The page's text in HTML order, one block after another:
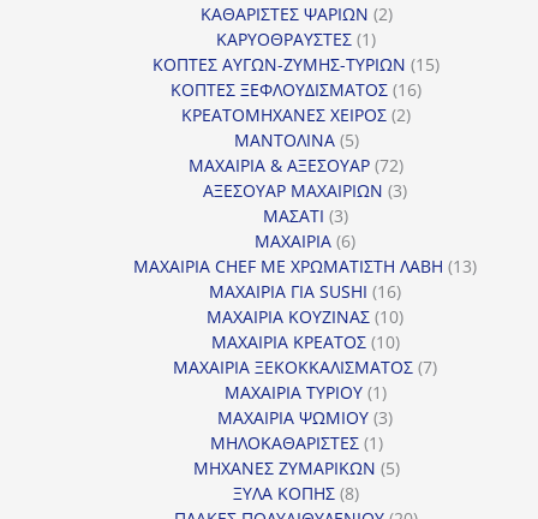
προϊόντα
ΚΑΘΑΡΙΣΤΕΣ ΨΑΡΙΩΝ 22
ΚΑΡΥΟΘΡΑΥΣΤΕΣ 11
προϊόν
ΚΟΠΤΕΣ ΑΥΓΩΝ-ΖΥΜΗΣ-ΤΥΡΙΩΝ 1515
ΚΟΠΤΕΣ ΞΕΦΛΟΥΔΙΣΜΑΤΟΣ 1616
ΚΡΕΑΤΟΜΗΧΑΝΕΣ ΧΕΙΡΟΣ 22
ΜΑΝΤΟΛΙΝΑ 55
προϊόντα
ΜΑΧΑΙΡΙΑ & ΑΞΕΣΟΥΑΡ 7272
προϊόντα
ΑΞΕΣΟΥΑΡ ΜΑΧΑΙΡΙΩΝ 33
ΜΑΣΑΤΙ 33
προϊόντα
ΜΑΧΑΙΡΙΑ 66
προϊόντα
ΜΑΧΑΙΡΙΑ CHEF ΜΕ ΧΡΩΜΑΤΙΣΤΗ ΛΑΒΗ 1313
ΜΑΧΑΙΡΙΑ ΓΙΑ SUSHI 1616
προϊόντα
ΜΑΧΑΙΡΙΑ ΚΟΥΖΙΝΑΣ 1010
προϊόντα
ΜΑΧΑΙΡΙΑ ΚΡΕΑΤΟΣ 1010
προϊόντα
ΜΑΧΑΙΡΙΑ ΞΕΚΟΚΚΑΛΙΣΜΑΤΟΣ 77
ΜΑΧΑΙΡΙΑ ΤΥΡΙΟΥ 11
προϊόν
ΜΑΧΑΙΡΙΑ ΨΩΜΙΟΥ 33
ΜΗΛΟΚΑΘΑΡΙΣΤΕΣ 11
προϊόν
ΜΗΧΑΝΕΣ ΖΥΜΑΡΙΚΩΝ 55
ΞΥΛΑ ΚΟΠΗΣ 88